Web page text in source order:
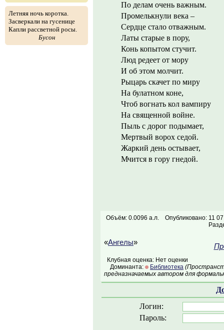
Летняя ночь коротка.
Засверкали на гусенице
Капли рассветной росы.
Бусон
По делам очень важным.
Промелькнули века –
Сердце стало отважным.
Латы старые в пору,
Конь копытом стучит.
Люд редеет от мору
И об этом молчит.
Рыцарь скачет по миру
На булатном коне,
Чтоб вогнать кол вампиру
На священной войне.
Пыль с дорог подымает,
Мертвый ворох седой.
Жаркий день остывает,
Мчится в гору гнедой.
Объём: 0.0096 а.л.
Опубликовано: 11
«Ангелы»
Клубная оценка: Нет оценки
Доминанта:
Библиотека
предназначаемых автором для
Логин:
Пароль: